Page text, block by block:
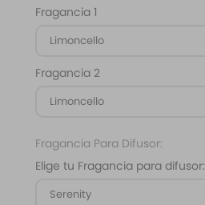
Fragancia 1
Limoncello
Fragancia 2
Limoncello
Fragancia Para Difusor:
Elige tu Fragancia para difusor:
Serenity